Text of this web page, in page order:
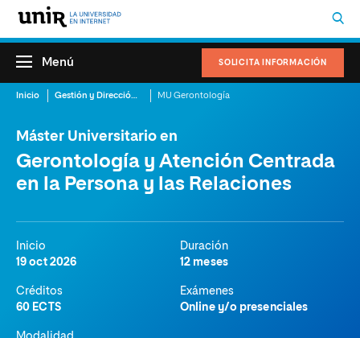
SOLICITA INFORMACIÓN
Menú
Inicio Gestión y Dirección Sanitaria MU Gerontología
Máster Universitario en
Gerontología y Atención Centrada
en la Persona y las Relaciones
Inicio
19 oct 2026
Duración
12 meses
Créditos
60 ECTS
Exámenes
Online y/o presenciales